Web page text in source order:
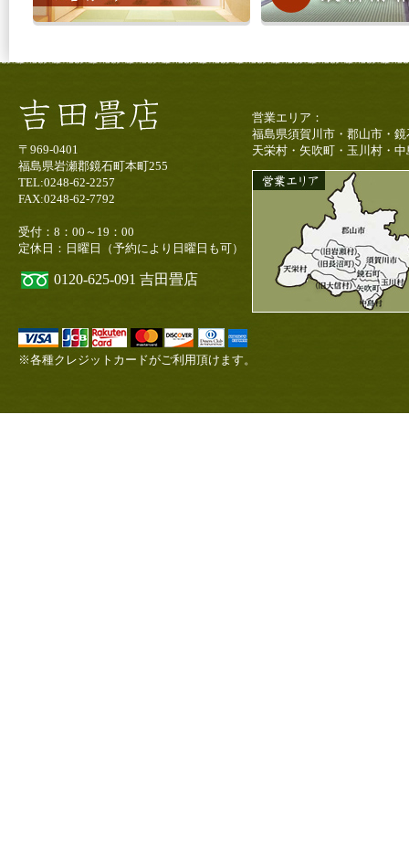
〒969-0401
福島県岩瀬郡鏡石町本町255
TEL:0248-62-2257
FAX:0248-62-7792
受付：8：00～19：00
定休日：日曜日（予約により日曜日も可）
0120-625-091 吉田畳店
営業エリア：
福島県須賀川市・郡山市・鏡
天栄村・矢吹町・玉川村・中
※各種クレジットカードがご利用頂けます。